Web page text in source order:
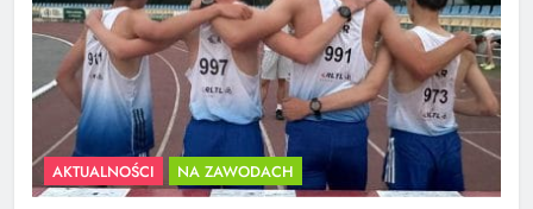
AKTUALNOŚCI NA ZAWODACH